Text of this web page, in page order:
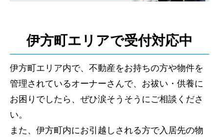
伊方町エリアで受付対応中
伊方町エリア内で、不動産をお持ちの方や物件を
管理されているオーナーさんで、お祓い・供養に
お困りでしたら、ぜひ涙そうそうにご相談くださ
い。
また、伊方町内にお引越しされる方で入居先の物